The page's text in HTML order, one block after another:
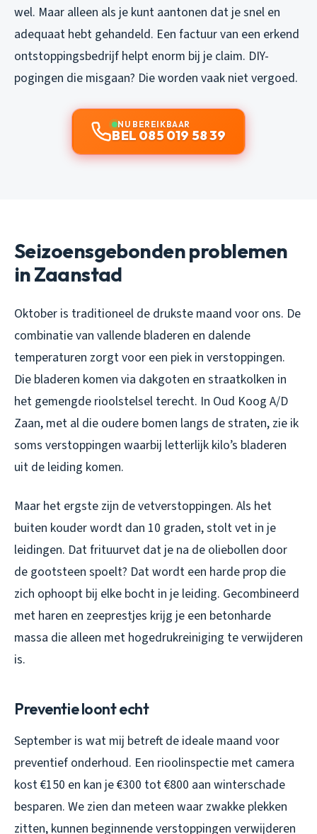
wel. Maar alleen als je kunt aantonen dat je snel en
adequaat hebt gehandeld. Een factuur van een erkend
ontstoppingsbedrijf helpt enorm bij je claim. DIY-
pogingen die misgaan? Die worden vaak niet vergoed.
NU BEREIKBAAR
BEL 085 019 58 39
Seizoensgebonden problemen
in Zaanstad
Oktober is traditioneel de drukste maand voor ons. De
combinatie van vallende bladeren en dalende
temperaturen zorgt voor een piek in verstoppingen.
Die bladeren komen via dakgoten en straatkolken in
het gemengde rioolstelsel terecht. In Oud Koog A/D
Zaan, met al die oudere bomen langs de straten, zie ik
soms verstoppingen waarbij letterlijk kilo’s bladeren
uit de leiding komen.
Maar het ergste zijn de vetverstoppingen. Als het
buiten kouder wordt dan 10 graden, stolt vet in je
leidingen. Dat frituurvet dat je na de oliebollen door
de gootsteen spoelt? Dat wordt een harde prop die
zich ophoopt bij elke bocht in je leiding. Gecombineerd
met haren en zeeprestjes krijg je een betonharde
massa die alleen met hogedrukreiniging te verwijderen
is.
Preventie loont echt
September is wat mij betreft de ideale maand voor
preventief onderhoud. Een rioolinspectie met camera
kost €150 en kan je €300 tot €800 aan winterschade
besparen. We zien dan meteen waar zwakke plekken
zitten, kunnen beginnende verstoppingen verwijderen